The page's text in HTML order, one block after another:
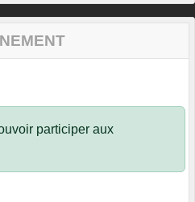
participer aux